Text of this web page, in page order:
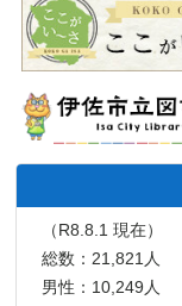
（R8.8.1 現在）
総数：21,821人
男性：10,249人